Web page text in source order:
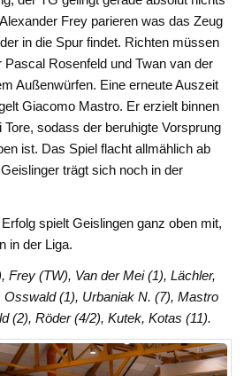
Frey parieren was das Zeug
in die Spur findet. Richten müssen
Rosenfeld und Twan van der
Außenwürfen. Eine erneute Auszeit
Giacomo Mastro. Er erzielt binnen
sodass der beruhigte Vorsprung
ist. Das Spiel flacht allmählich ab
trägt sich noch in der
spielt Geislingen ganz oben mit,
in der Liga.
Frey (TW), Van der Mei (1), Lächler,
(1), Urbaniak N. (7), Mastro
(2), Röder (4/2), Kutek, Kotas (11).